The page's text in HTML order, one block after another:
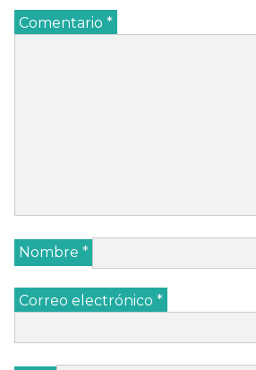
Comentario *
Nombre *
Correo electrónico *